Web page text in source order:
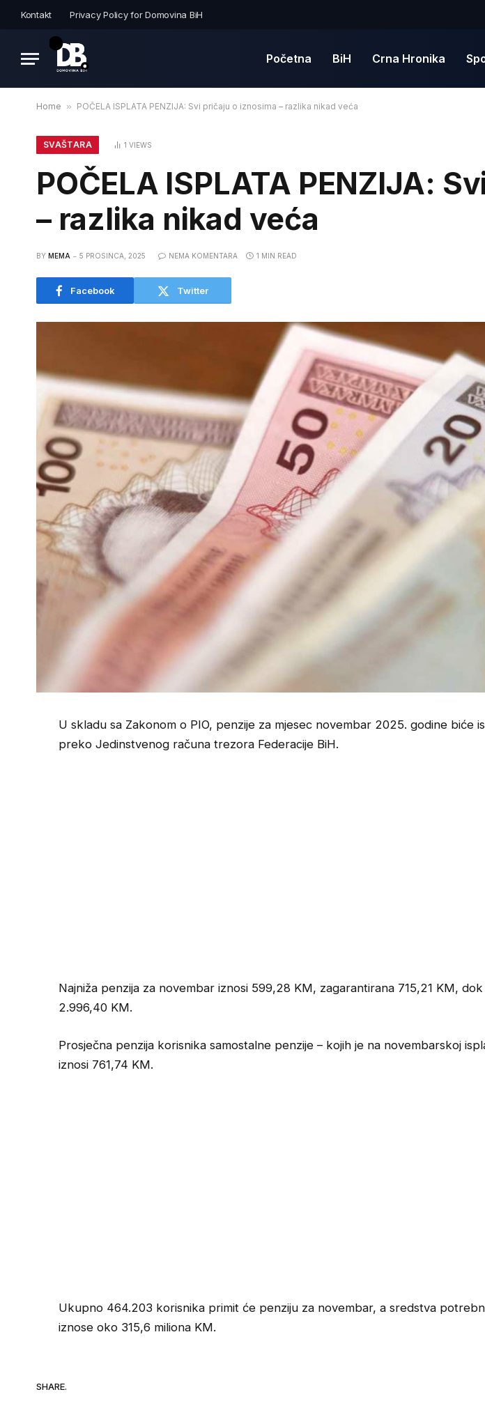
Kontakt Privacy Policy for Domovina BiH
Početna BiH Crna Hronika
Home » POČELA ISPLATA PENZIJA: Svi pričaju o iznosima – razlika nikad veća
SVAŠTARA 1 VIEWS
POČELA ISPLATA PENZIJA:
– razlika nikad veća
BY MEMA 5 PROSINCA, 2025 NEMA KOMENTARA 1 MIN READ
Facebook Twitter
U skladu sa Zakonom o PIO, penzije za mjesec novembar 2025. godine biće
preko Jedinstvenog računa trezora Federacije BiH.
Najniža penzija za novembar iznosi 599,28 KM, zagarantirana 715,21 KM,
2.996,40 KM.
Prosječna penzija korisnika samostalne penzije – kojih je na novembarskoj
iznosi 761,74 KM.
Ukupno 464.203 korisnika primit će penziju za novembar, a sredstva
iznose oko 315,6 miliona KM.
SHARE.